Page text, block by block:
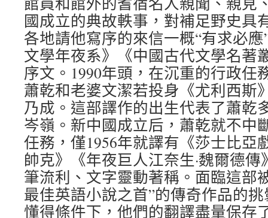
國成立的典故軼事，對補足野史具
各地請他寫序的來信一概“有求必
文學年夜系》《中國古代文學名著
序文。1990年頭，在沉重的行政任
蕭乾和老婆文潔若投身《尤利西斯
乃成。這部譯作的出生代表了蕭乾
岑嶺。新中國成立后，蕭乾就不中
任務，僅1956年就譯有《莎士比亞
帥克》《年夜巨人江奈生·魏爾德
筆流利、文字靈動著稱。面臨這部
最佳英語小說之首”的傳奇作品的
懂得條件下，他們的翻譯盡量保存